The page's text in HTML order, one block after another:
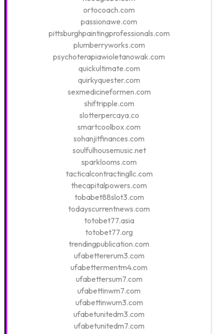
ortocoach.com
passionawe.com
pittsburghpaintingprofessionals.com
plumberryworks.com
psychoterapiawioletanowak.com
quickultimate.com
quirkyquester.com
sexmedicineformen.com
shiftripple.com
slotterpercaya.co
smartcoolbox.com
sohanjitfinances.com
soulfulhousemusic.net
sparklooms.com
tacticalcontractingllc.com
thecapitalpowers.com
tobabet88slot3.com
todayscurrentnews.com
totobet77.asia
totobet77.org
trendingpublication.com
ufabettererum3.com
ufabettermentm4.com
ufabettersum7.com
ufabettinwm7.com
ufabettinwum3.com
ufabetunitedm3.com
ufabetunitedm7.com